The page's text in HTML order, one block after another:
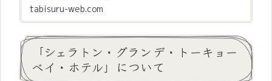
tabisuru-web.com
「シェラトン・グランデ・トーキョー
ベイ・ホテル」について